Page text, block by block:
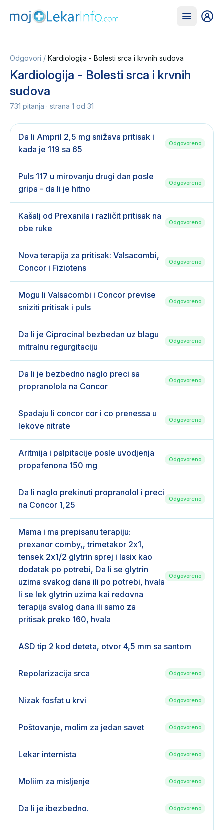
Odgovori / Kardiologija - Bolesti srca i krvnih sudova
Kardiologija - Bolesti srca i krvnih
sudova
731 pitanja · strana 1 od 31
Da li Ampril 2,5 mg snižava pritisak i
kada je 119 sa 65
Odgovoreno
Puls 117 u mirovanju drugi dan posle
gripa - da li je hitno
Odgovoreno
Kašalj od Prexanila i različit pritisak na
obe ruke
Odgovoreno
Nova terapija za pritisak: Valsacombi,
Concor i Fiziotens
Odgovoreno
Mogu li Valsacombi i Concor previse
sniziti pritisak i puls
Odgovoreno
Da li je Ciprocinal bezbedan uz blagu
mitralnu regurgitaciju
Odgovoreno
Da li je bezbedno naglo preci sa
propranolola na Concor
Odgovoreno
Spadaju li concor cor i co prenessa u
lekove nitrate
Odgovoreno
Aritmija i palpitacije posle uvodjenja
propafenona 150 mg
Odgovoreno
Da li naglo prekinuti propranolol i preci
na Concor 1,25
Odgovoreno
Mama i ma prepisanu terapiju:
prexanor comby,, trimetakor 2x1,
tensek 2x1/2 glytrin sprej i lasix kao
dodatak po potrebi, Da li se glytrin
uzima svakog dana ili po potrebi, hvala
li se lek glytrin uzima kai redovna
terapija svalog dana ili samo za
pritisak preko 160, hvala
Odgovoreno
ASD tip 2 kod deteta, otvor 4,5 mm sa santom
Repolarizacija srca Odgovoreno
Nizak fosfat u krvi Odgovoreno
Poštovanje, molim za jedan savet Odgovoreno
Lekar internista Odgovoreno
Moliim za misljenje Odgovoreno
Da li je ibezbedno. Odgovoreno